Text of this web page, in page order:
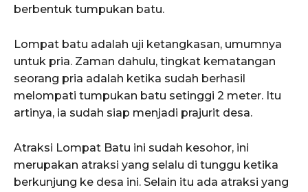
berbentuk tumpukan batu.
Lompat batu adalah uji ketangkasan, umumnya
untuk pria. Zaman dahulu, tingkat kematangan
seorang pria adalah ketika sudah berhasil
melompati tumpukan batu setinggi 2 meter. Itu
artinya, ia sudah siap menjadi prajurit desa.
Atraksi Lompat Batu ini sudah kesohor, ini
merupakan atraksi yang selalu di tunggu ketika
berkunjung ke desa ini. Selain itu ada atraksi yang